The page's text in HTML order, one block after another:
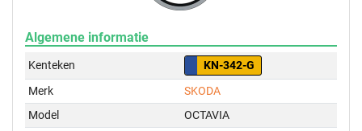
Algemene informatie
Kenteken
KN-342-G
Merk
SKODA
Model
OCTAVIA